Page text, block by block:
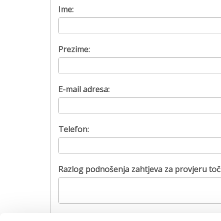
Ime:
Prezime:
E-mail adresa:
Telefon:
Razlog podnošenja zahtjeva za provjeru